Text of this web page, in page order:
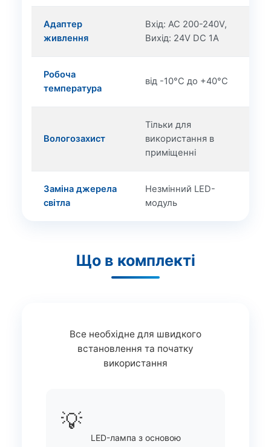
Адаптер
живлення
Вхід: AC 200-240V,
Вихід: 24V DC 1A
Робоча
температура
від -10°C до +40°C
Вологозахист
Тільки для
використання в
приміщенні
Заміна джерела
світла
Незмінний LED-
модуль
Що в комплекті
Все необхідне для швидкого
встановлення та початку
використання
💡
LED-лампа з основою